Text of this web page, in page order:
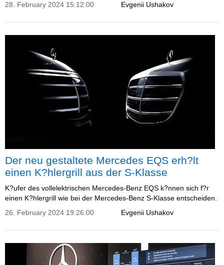
Evgenii Ushakov
28. February 2024 15:12:00
Der neu gestaltete Mercedes EQS erh?lt
einen K?hlergrill aus der S-Klasse
K?ufer des vollelektrischen Mercedes-Benz EQS k?nnen sich f?r
einen K?hlergrill wie bei der Mercedes-Benz S-Klasse entscheiden.
Evgenii Ushakov
26. February 2024 19:26:00